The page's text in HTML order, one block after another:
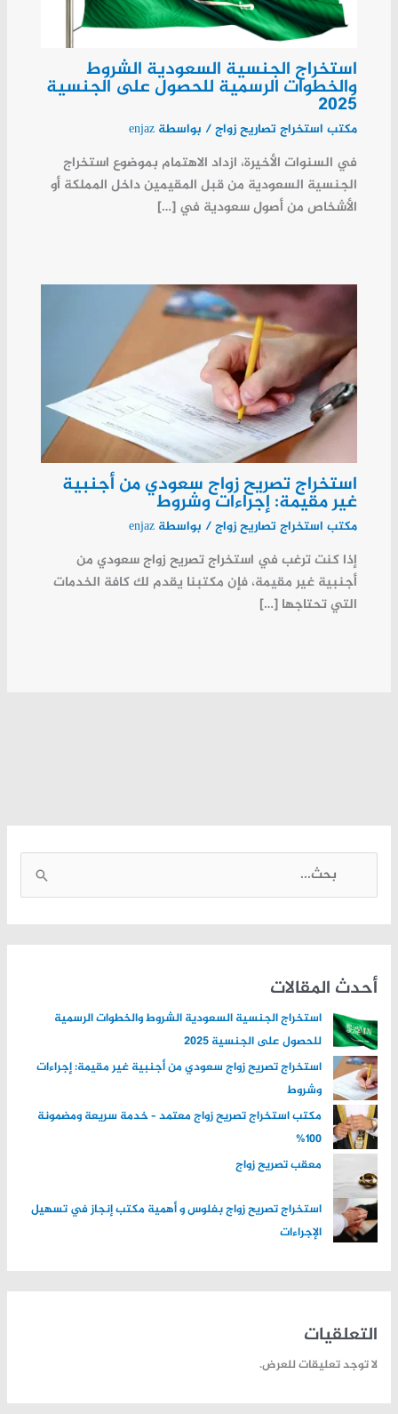
استخراج الجنسية السعودية الشروط
والخطوات الرسمية للحصول على الجنسية
2025
مكتب استخراج تصاريح زواج/ بواسطة enjaz
في السنوات الأخيرة، ازداد الاهتمام بموضوع استخراج
الجنسية السعودية من قبل المقيمين داخل المملكة أو
الأشخاص من أصول سعودية في […]
استخراج تصريح زواج سعودي من أجنبية
غير مقيمة: إجراءات وشروط
مكتب استخراج تصاريح زواج/ بواسطة enjaz
إذا كنت ترغب في استخراج تصريح زواج سعودي من
أجنبية غير مقيمة، فإن مكتبنا يقدم لك كافة الخدمات
التي تحتاجها […]
ل
ث
ن
:
أحدث المقالات
استخراج الجنسية السعودية الشروط والخطوات الرسمية
للحصول على الجنسية 2025
استخراج تصريح زواج سعودي من أجنبية غير مقيمة: إجراءات
وشروط
مكتب استخراج تصريح زواج معتمد – خدمة سريعة ومضمونة
100%
معقب تصريح زواج
استخراج تصريح زواج بفلوس و أهمية مكتب إنجاز في تسهيل
الإجراءات
التعلقيات
لا توجد تعليقات للعرض.